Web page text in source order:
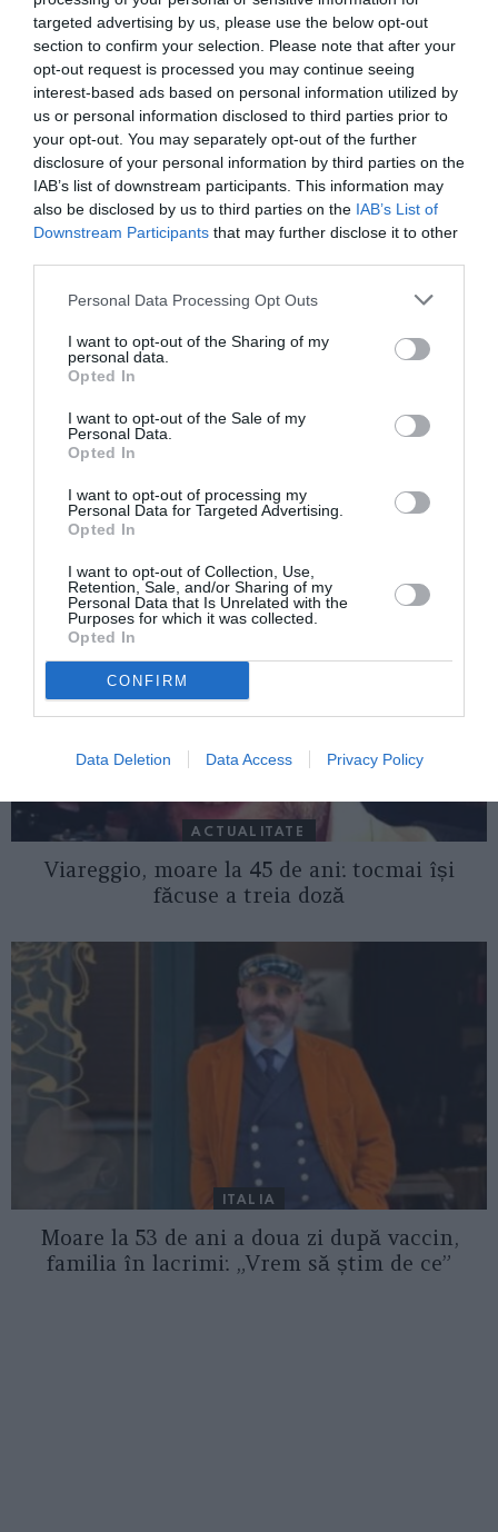
targeted advertising by us, please use the below opt-out
section to confirm your selection. Please note that after your
opt-out request is processed you may continue seeing
interest-based ads based on personal information utilized by
us or personal information disclosed to third parties prior to
your opt-out. You may separately opt-out of the further
disclosure of your personal information by third parties on the
IAB’s list of downstream participants. This information may
also be disclosed by us to third parties on the IAB’s List of
Downstream Participants that may further disclose it to other
Personal Data Processing Opt Outs
I want to opt-out of the Sharing of my
personal data.
Opted In
I want to opt-out of the Sale of my
Personal Data.
Opted In
I want to opt-out of processing my
Personal Data for Targeted Advertising.
Opted In
I want to opt-out of Collection, Use,
Retention, Sale, and/or Sharing of my
Personal Data that Is Unrelated with the
Purposes for which it was collected.
Opted In
CONFIRM
Data Deletion Data Access Privacy Policy
după cezariană a fost evident că bebelușul nu dădea
semne de viață.
În acel moment, părintele a raportat faptele
carabinierilor Maddaloni care au demarat ancheta,
care speră să facă lumină în această poveste tristă.
MOARTE SUBITA VACCINARE ITALIA
Articolul anterior
«Vaccinaţi-vă!»
Următorul articol
Toscana, român ars de viu în rulota în care
locuia. ”Era un om frumos”
AȚI PUTEA DORI DE
ACTUALITATE
Viareggio, moare la 45 de ani: tocmai își
făcuse a treia doză
ITALIA
Moare la 53 de ani a doua zi după vaccin,
familia în lacrimi: „Vrem să știm de ce”